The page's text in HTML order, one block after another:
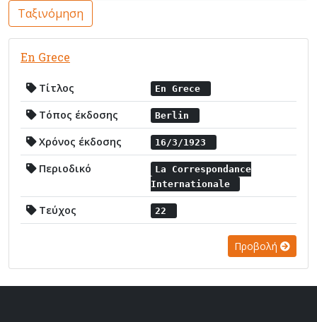
Ταξινόμηση
Εn Grece
Τίτλος Εn Grece
Τόπος έκδοσης Berlin
Χρόνος έκδοσης 16/3/1923
Περιοδικό
La Correspondance
Internationale
Τεύχος 22
Προβολή